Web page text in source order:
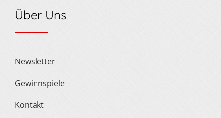
Über Uns
Newsletter
Gewinnspiele
Kontakt